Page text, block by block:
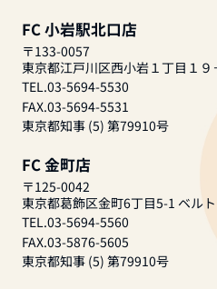
FC 小岩駅北口店
〒133-0057
東京都江戸川区西小岩１丁目１９
TEL.03-5694-5530
FAX.03-5694-5531
東京都知事 (5) 第79910号
FC 金町店
〒125-0042
東京都葛飾区金町6丁目5-1 ベル
TEL.03-5694-5560
FAX.03-5876-5605
東京都知事 (5) 第79910号